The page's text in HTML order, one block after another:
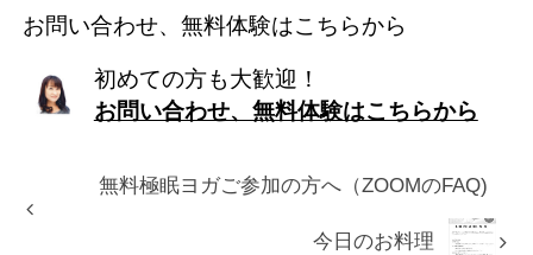
お問い合わせ、無料体験はこちらから
初めての方も大歓迎！
お問い合わせ、無料体験はこちらから
無料極眠ヨガご参加の方へ（ZOOMのFAQ)
今日のお料理